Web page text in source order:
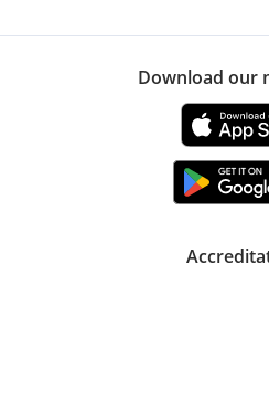
Download our